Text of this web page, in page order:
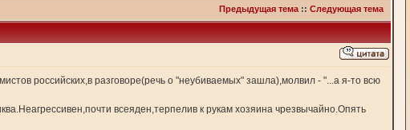
Предыдущая тема :: Следующая тема
российских,в разговоре(речь о "неубиваемых" зашла),молвил - "...а я-то всю
всеяден,терпелив к рукам хозяина чрезвычайно.Опять